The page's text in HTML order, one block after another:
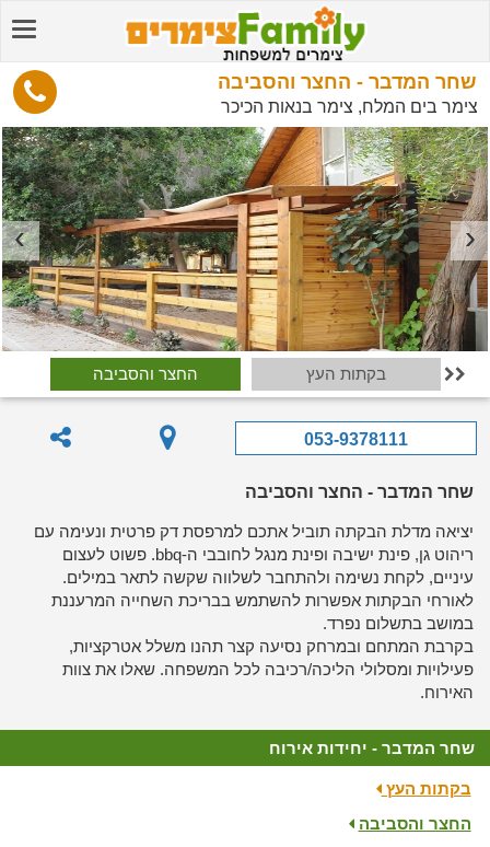
שחר המדבר - החצר והסביבה
צימר בים המלח, צימר בנאות הכיכר
בקתות העץ החצר והסביבה 
053-9378111
שחר המדבר - החצר והסביבה
יציאה מדלת הבקתה תוביל אתכם למרפסת דק פרטית ונעימה עם
ריהוט גן, פינת ישיבה ופינת מנגל לחובבי ה-bbq. פשוט לעצום
עיניים, לקחת נשימה ולהתחבר לשלווה שקשה לתאר במילים.
לאורחי הבקתות אפשרות להשתמש בבריכת השחייה המרעננת
במושב בתשלום נפרד.
בקרבת המתחם ובמרחק נסיעה קצר תהנו משלל אטרקציות,
פעילויות ומסלולי הליכה/רכיבה לכל המשפחה. שאלו את צוות
האירוח.
שחר המדבר - יחידות אירוח
בקתות העץ
החצר והסביבה